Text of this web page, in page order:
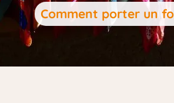
Comment porter un